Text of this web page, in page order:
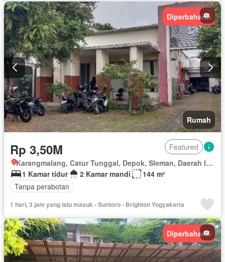
Diperbaharui
Rumah
Rp 3,50M
Featured
Karangmalang, Catur Tunggal, Depok, Sleman, Daerah Istimewa Yogyakarta
1 Kamar tidur
2 Kamar mandi
144 m²
Tanpa perabotan
1 hari, 3 jam yang lalu masuk - Suntoro - Brighton Yogyakarta
Diperbaharui